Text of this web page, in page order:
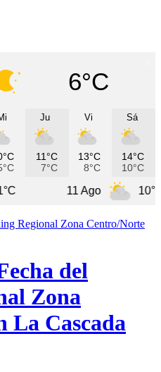
6°C
Ju
11°C
7°C
Vi
13°C
8°C
Sá
14°C
10°C
10°C
del
Zona
La Cascada